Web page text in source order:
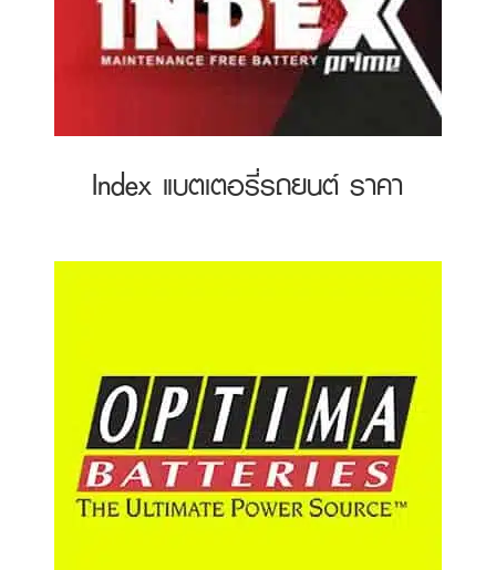
Index แบตเตอรี่รถยนต์ ราคา